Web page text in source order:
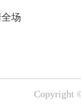
场
Copyright